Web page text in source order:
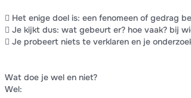
 Het enige doel is: een fenomeen of gedrag
 Je kijkt dus: wat gebeurt er? hoe vaak? bij
 Je probeert niets te verklaren en je
Wat doe je wel en niet?
Wel: